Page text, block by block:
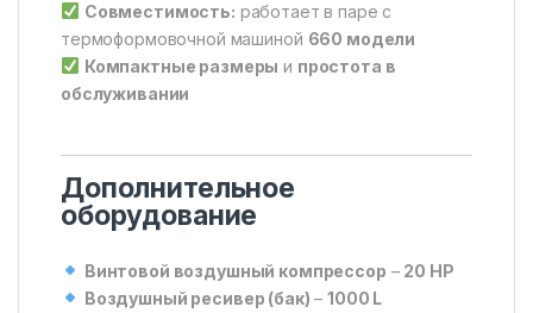
Совместимость: работает в паре с
термоформовочной машиной 660 модели
Компактные размеры и простота в
обслуживании
Дополнительное
оборудование
Винтовой воздушный компрессор – 20 HP
Воздушный ресивер (бак) –1000 L